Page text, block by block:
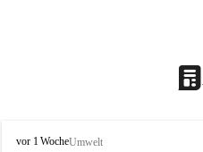
V
vor 1 WocheUmwelt